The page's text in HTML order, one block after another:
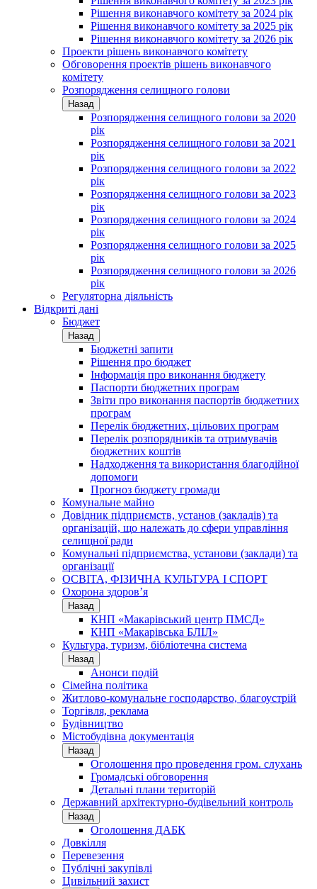
Рішення виконавчого комітету за 2024 рік
Рішення виконавчого комітету за 2025 рік
Рішення виконавчого комітету за 2026 рік
Проекти рішень виконавчого комітету
Обговорення проектів рішень виконавчого
комітету
Розпорядження селищного голови
Назад
Розпорядження селищного голови за 2020
рік
Розпорядження селищного голови за 2021
рік
Розпорядження селищного голови за 2022
рік
Розпорядження селищного голови за 2023
рік
Розпорядження селищного голови за 2024
рік
Розпорядження селищного голови за 2025
рік
Розпорядження селищного голови за 2026
рік
Регуляторна діяльність
Відкриті дані
Бюджет
Назад
Бюджетні запити
Рішення про бюджет
Інформація про виконання бюджету
Паспорти бюджетних програм
Звіти про виконання паспортів бюджетних
програм
Перелік бюджетних, цільових програм
Перелік розпорядників та отримувачів
бюджетних коштів
Надходження та використання благодійної
допомоги
Прогноз бюджету громади
Комунальне майно
Довідник підприємств, установ (закладів) та
організацій, що належать до сфери управління
селищної ради
Комунальні підприємства, установи (заклади) та
організації
ОСВІТА, ФІЗИЧНА КУЛЬТУРА І СПОРТ
Охорона здоров’я
Назад
КНП «Макарівський центр ПМСД»
КНП «Макарівська БЛІЛ»
Культура, туризм, бібліотечна система
Назад
Анонси подій
Сімейна політика
Житлово-комунальне господарство, благоустрій
Торгівля, реклама
Будівництво
Містобудівна документація
Назад
Оголошення про проведення гром. слухань
Громадські обговорення
Детальні плани територій
Державний архітектурно-будівельний контроль
Назад
Оголошення ДАБК
Довкілля
Перевезення
Публічні закупівлі
Цивільний захист